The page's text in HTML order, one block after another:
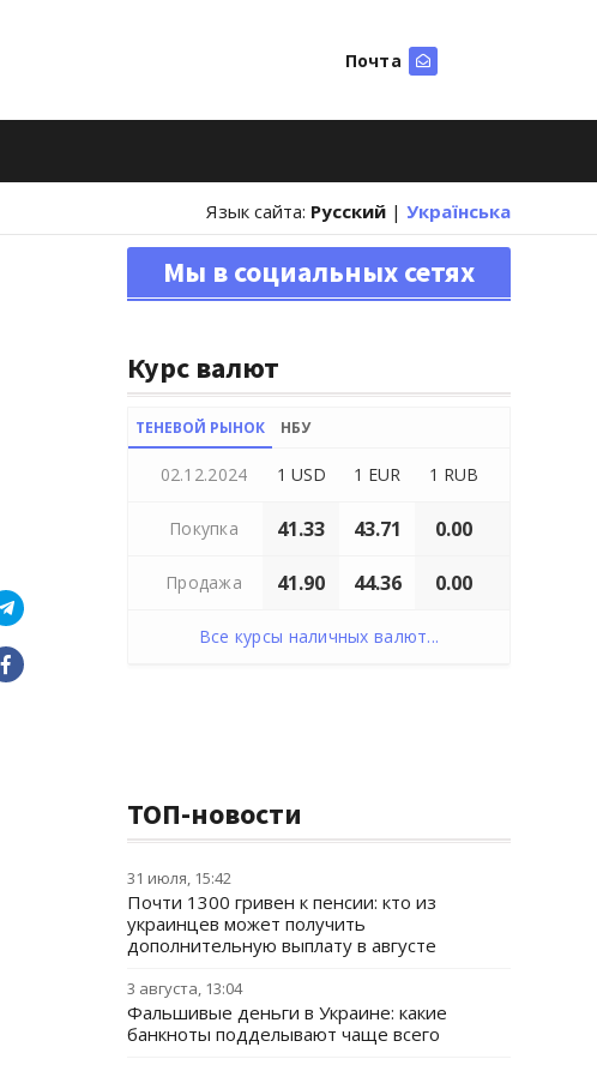
Почта
Язык сайта: Русский | Українська
Мы в социальных сетях
Курс валют
ТЕНЕВОЙ РЫНОК НБУ
02.12.2024 1 USD 1 EUR 1 RUB
Покупка 41.33 43.71 0.00
Продажа 41.90 44.36 0.00
Все курсы наличных валют...
ТОП-новости
31 июля, 15:42
Почти 1300 гривен к пенсии: кто из
украинцев может получить
дополнительную выплату в августе
3 августа, 13:04
Фальшивые деньги в Украине: какие
банкноты подделывают чаще всего